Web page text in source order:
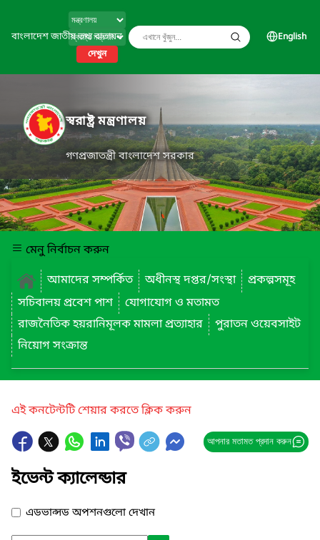
বাংলাদেশ জাতীয় তথ্য বাতায়ন
দেখুন
English
স্বরাষ্ট্র মন্ত্রণালয়
গণপ্রজাতন্ত্রী বাংলাদেশ সরকার
মেনু নির্বাচন করুন
আমাদের সম্পর্কিত
অধীনস্থ দপ্তর/সংস্থা
প্রকল্পসমূহ
সচিবালয় প্রবেশ পাশ
যোগাযোগ ও মতামত
রাজনৈতিক হয়রানিমূলক মামলা প্রত্যাহার
পুরাতন ওয়েবসাইট
নিয়োগ সংক্রান্ত
এই কনটেন্টটি শেয়ার করতে ক্লিক করুন
আপনার মতামত প্রদান করুন
ইভেন্ট ক্যালেন্ডার
এডভান্সড অপশনগুলো দেখান